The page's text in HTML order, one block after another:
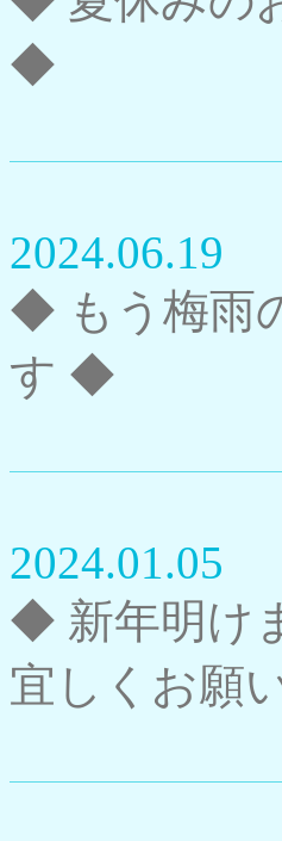
◆
2024.06.19
◆ もう梅雨
す ◆
2024.01.05
◆ 新年明け
宜しくお願